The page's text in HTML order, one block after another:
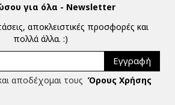
για όλα - Newsletter
αποκλειστικές προσφορές και
πολλά άλλα. :)
Εγγραφή
αποδέχομαι τους Όρους Χρήσης